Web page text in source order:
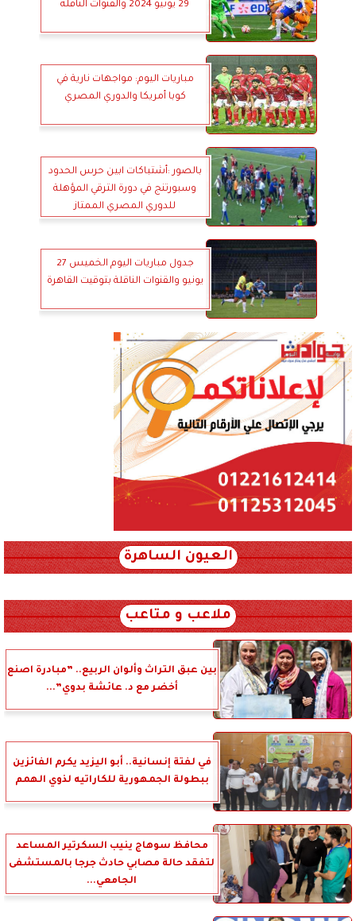
29 يونيو 2024 والقنوات الناقلة
مباريات اليوم: مواجهات نارية في
كوبا أمريكا والدوري المصري
بالصور :أشتباكات ابين حرس الحدود
وسبورتنج في دورة الترقي المؤهلة
للدوري المصري الممتاز
جدول مباريات اليوم الخميس 27
يونيو والقنوات الناقلة بتوقيت القاهرة
العيون الساهرة
ملاعب و متاعب
بين عبق التراث وألوان الربيع.. ”مبادرة اصنع
أخضر مع د. عائشة بدوي”...
في لفتة إنسانية.. أبو اليزيد يكرم الفائزين
ببطولة الجمهورية للكاراتيه لذوي الهمم
محافظ سوهاج ينيب السكرتير المساعد
لتفقد حالة مصابي حادث جرجا بالمستشفى
الجامعي...